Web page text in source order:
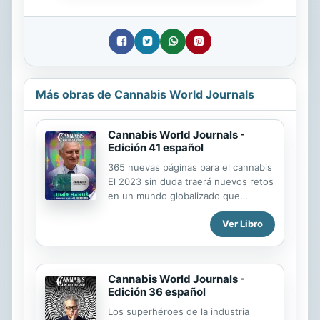
Más obras de Cannabis World Journals
Cannabis World Journals -
Edición 41 español
365 nuevas páginas para el cannabis
El 2023 sin duda traerá nuevos retos
en un mundo globalizado que
difunde los avances científicos y
médicos. Con estos nuevos 365 días
viene también la promesa de nuevos
jurisprudencia, nuevos movimientos
sociales, nuevos activistas y nuevas
voces que buscan rectificar los mitos
creados alrededor de la planta. Por
Ver Libro
Cannabis World Journals -
Edición 36 español
Los superhéroes de la industria